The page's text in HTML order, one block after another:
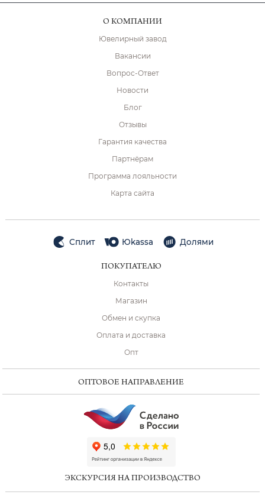
О КОМПАНИИ
Ювелирный завод
Вакансии
Вопрос-Ответ
Новости
Блог
Отзывы
Гарантия качества
Партнёрам
Программа лояльности
Карта сайта
Сплит Юkassa Долями
ПОКУПАТЕЛЮ
Контакты
Магазин
Обмен и скупка
Оплата и доставка
Опт
ОПТОВОЕ НАПРАВЛЕНИЕ
ЭКСКУРСИЯ НА ПРОИЗВОДСТВО